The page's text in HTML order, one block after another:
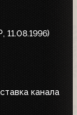
канала